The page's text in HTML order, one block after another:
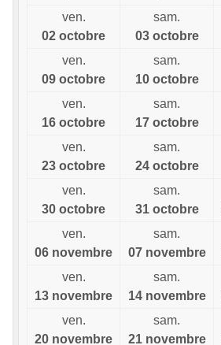
ven.
02 octobre
sam.
03 octobre
ven.
09 octobre
sam.
10 octobre
ven.
16 octobre
sam.
17 octobre
ven.
23 octobre
sam.
24 octobre
ven.
30 octobre
sam.
31 octobre
ven.
06 novembre
sam.
07 novembre
ven.
13 novembre
sam.
14 novembre
ven.
20 novembre
sam.
21 novembre